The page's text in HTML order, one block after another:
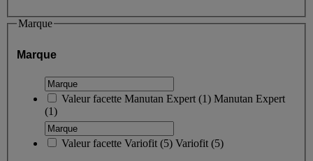
Marque
Marque
Valeur facette Manutan Expert (1) Manutan Expert
(1)
Valeur facette Variofit (5) Variofit (5)